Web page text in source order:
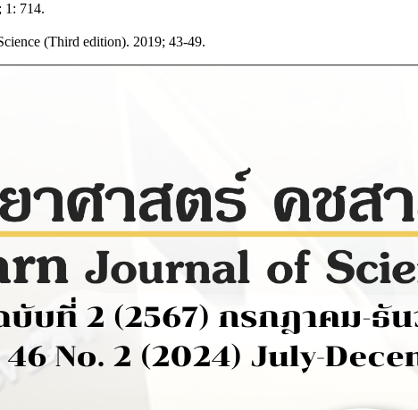
714.
(Third edition). 2019; 43-49.